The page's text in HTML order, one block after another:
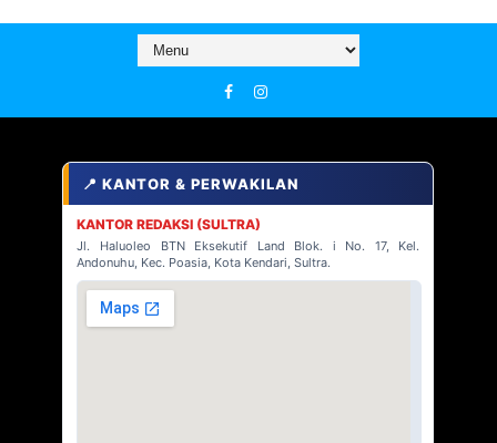
📍 KANTOR & PERWAKILAN
KANTOR REDAKSI (SULTRA)
Jl. Haluoleo BTN Eksekutif Land Blok. i No. 17, Kel.
Andonuhu, Kec. Poasia, Kota Kendari, Sultra.